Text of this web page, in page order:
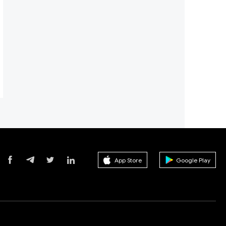
App Store Google Play